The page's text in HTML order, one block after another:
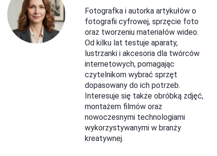
Fotografka i autorka artykułów o
fotografii cyfrowej, sprzęcie foto
oraz tworzeniu materiałów wideo.
Od kilku lat testuje aparaty,
lustrzanki i akcesoria dla twórców
internetowych, pomagając
czytelnikom wybrać sprzęt
dopasowany do ich potrzeb.
Interesuje się także obróbką zdjęć,
montażem filmów oraz
nowoczesnymi technologiami
wykorzystywanymi w branży
kreatywnej.